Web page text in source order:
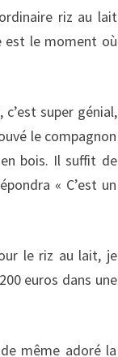
riz au lait
est le moment où
super génial,
le compagnon
bois. Il suffit de
« C’est un
le riz au lait, je
euros dans une
même adoré la